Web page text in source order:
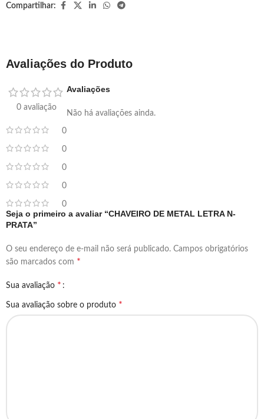
Compartilhar:
Avaliações do Produto
0 avaliação
0
0
0
0
0
Avaliações
Não há avaliações ainda.
Seja o primeiro a avaliar “CHAVEIRO DE METAL LETRA N-
PRATA”
O seu endereço de e-mail não será publicado. Campos obrigatórios
são marcados com *
Sua avaliação *
Sua avaliação sobre o produto *